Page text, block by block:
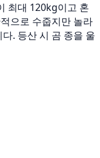
최대 120kg이고 혼
으로 수줍지만 놀라
. 등산 시 곰 종을 울